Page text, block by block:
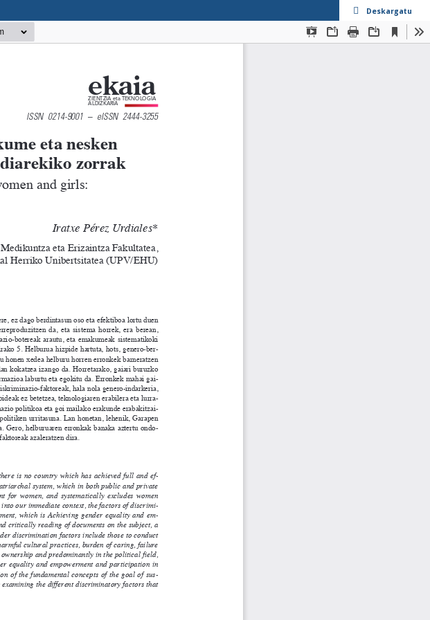
Deskargatu